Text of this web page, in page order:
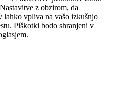
z obzirom, da
lahko vpliva na vašo izkušnjo
Piškotki bodo shranjeni v